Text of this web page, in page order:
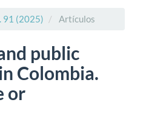
91 (2025) Artículos
public
Colombia.
or